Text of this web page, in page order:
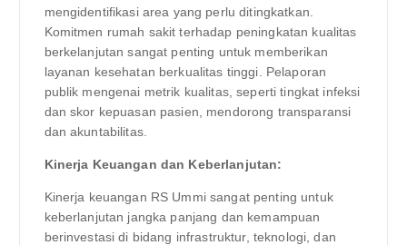
mengidentifikasi area yang perlu ditingkatkan.
Komitmen rumah sakit terhadap peningkatan kualitas
berkelanjutan sangat penting untuk memberikan
layanan kesehatan berkualitas tinggi. Pelaporan
publik mengenai metrik kualitas, seperti tingkat infeksi
dan skor kepuasan pasien, mendorong transparansi
dan akuntabilitas.
Kinerja Keuangan dan Keberlanjutan:
Kinerja keuangan RS Ummi sangat penting untuk
keberlanjutan jangka panjang dan kemampuan
berinvestasi di bidang infrastruktur, teknologi, dan